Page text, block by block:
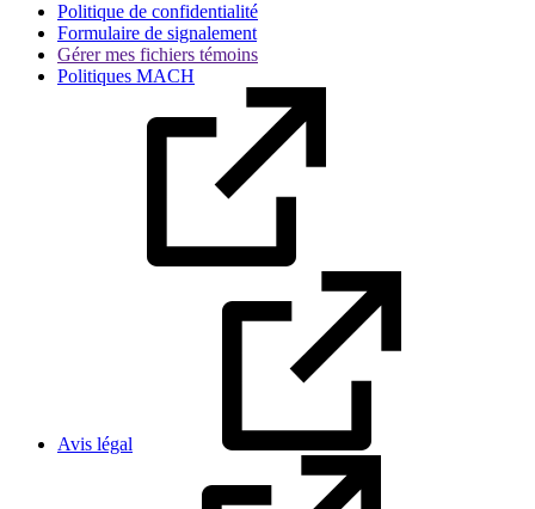
Politique de confidentialité
Formulaire de signalement
Gérer mes fichiers témoins
Politiques MACH
Avis légal